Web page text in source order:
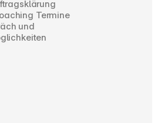
Termine
und